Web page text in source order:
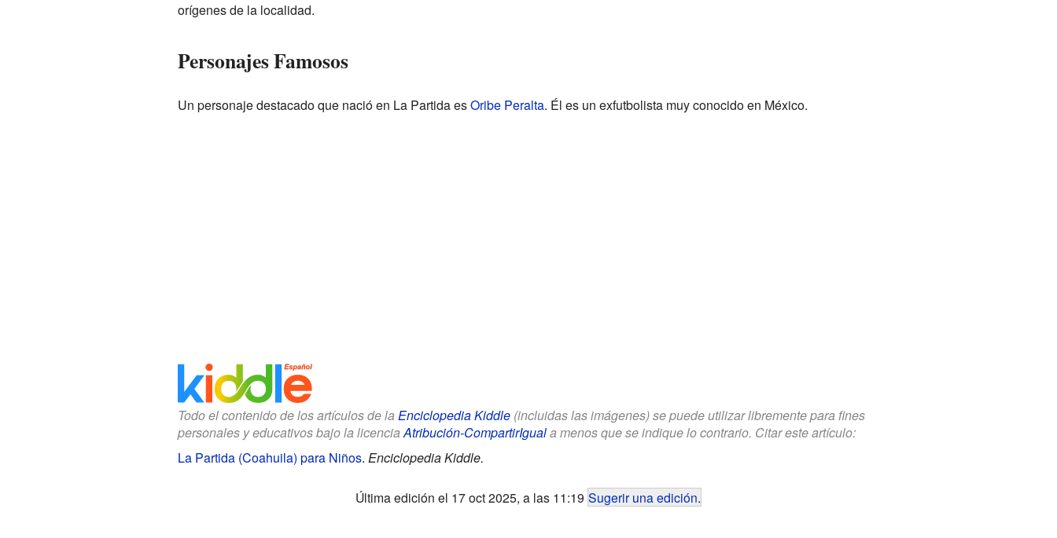
orígenes de la localidad.
Personajes Famosos
Un personaje destacado que nació en La Partida esOribe Peralta. Él es un exfutbolista muy conocido en México.
Todo el contenido de los artículos de la Enciclopedia Kiddle(incluidas las imágenes) se puede utilizar libremente para fines
personales y educativos bajo la licenciaAtribución-CompartirIguala menos que se indique lo contrario. Citar este artículo:
La Partida (Coahuila) para Niños. Enciclopedia Kiddle.
Última edición el 17 oct 2025, a las 11:19 Sugerir una edición.